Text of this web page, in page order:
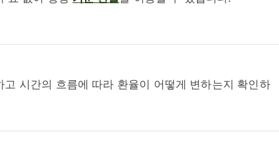
고 시간의 흐름에 따라 환율이 어떻게 변하는지 확인하